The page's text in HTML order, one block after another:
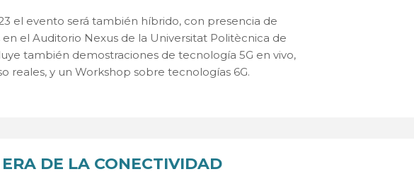
el evento será también híbrido, con presencia de
el Auditorio Nexus de la Universitat Politècnica de
también demostraciones de tecnología 5G en vivo,
reales, y un Workshop sobre tecnologías 6G.
DE LA CONECTIVIDAD